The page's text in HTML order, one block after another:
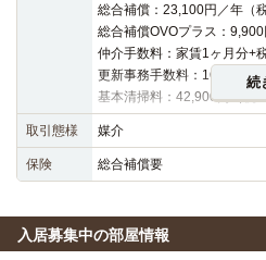
総合補償：23,100円／年（
総合補償OVOプラス：
仲介手数料：家賃1ヶ月分+
更新事務手数料：16,500円
基本清掃料：42,900円（税
続
取引態様 媒介
保険 総合補償要
入居募集中の部屋情報